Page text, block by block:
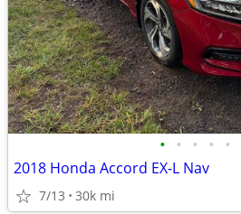
• • • • •
2018 Honda Accord EX-L Nav
7/13 30k mi